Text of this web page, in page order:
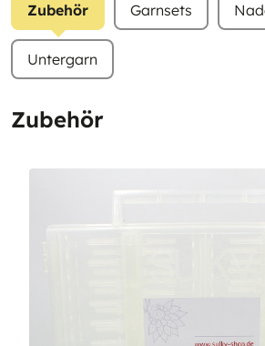
Zubehör Garnsets
Untergarn
Zubehör